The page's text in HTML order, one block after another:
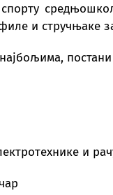
и стручњаке
и